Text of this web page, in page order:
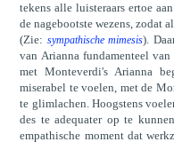
tekens alle luisteraars ertoe
de nagebootste wezens, zodat
(Zie: sympathische mimesis).
van Arianna fundamenteel
met Monteverdi's Arianna
miserabel te voelen, met de
te glimlachen. Hoogstens
des te adequater op te
empathische moment dat